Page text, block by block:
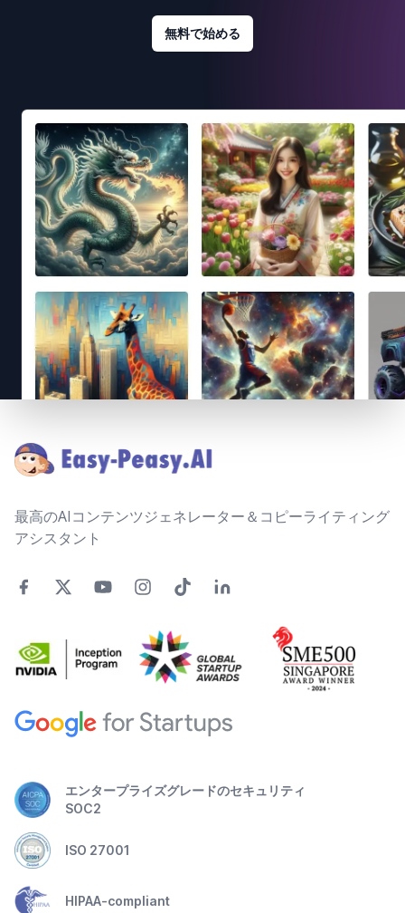
無料で始める
最高のAIコンテンツジェネレーター＆コピーライティング
アシスタント
エンタープライズグレードのセキュリティ
SOC2
ISO 27001
HIPAA-compliant